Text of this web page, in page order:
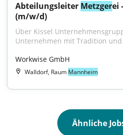
Abteilungsleiter Metzgerei
(m/w/d)
Über Kissel
Unternehmen mit Tradition
Workwise GmbH
Walldorf, Raum Mannheim
Ähnliche